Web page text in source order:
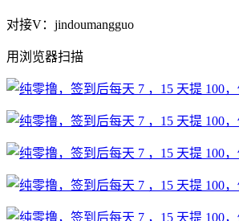
对接V：jindoumangguo
用浏览器扫描